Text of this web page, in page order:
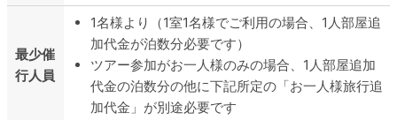
最少催
行人員
1名様より（1室1名様でご利用の場合、1人部屋追
加代金が泊数分必要です）
ツアー参加がお一人様のみの場合、1人部屋追加
代金の泊数分の他に下記所定の「お一人様旅行追
加代金」が別途必要です